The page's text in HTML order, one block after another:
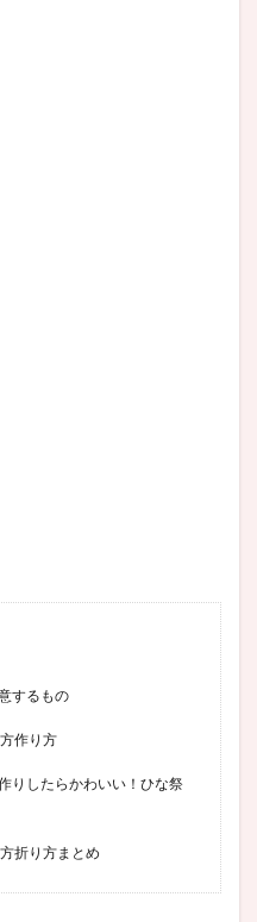
するもの
作り方
りしたらかわいい！ひな祭
折り方まとめ